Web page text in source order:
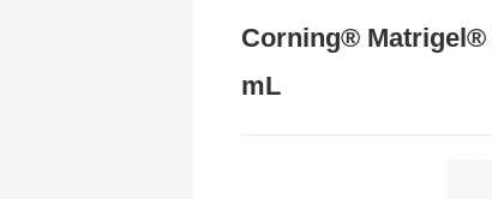
Corning® Matrigel®
mL